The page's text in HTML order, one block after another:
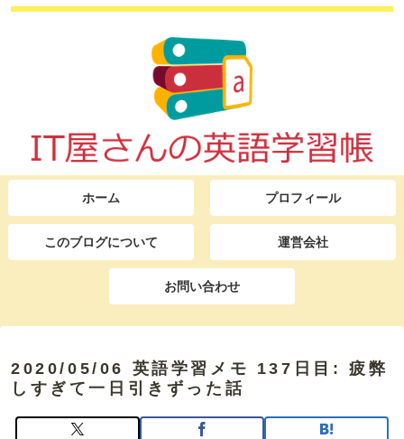
ホーム プロフィール
このブログについて 運営会社
お問い合わせ
2020/05/06 英語学習メモ 137日目: 疲弊
しすぎて一日引きずった話